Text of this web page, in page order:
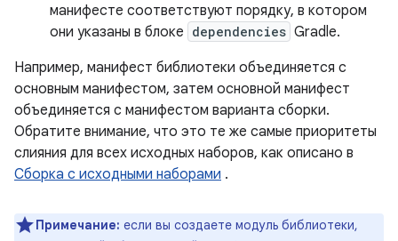
манифесте соответствуют порядку, в котором
они указаны в блоке dependencies Gradle.
Например, манифест библиотеки объединяется с
основным манифестом, затем основной манифест
объединяется с манифестом варианта сборки.
Обратите внимание, что это те же самые приоритеты
слияния для всех исходных наборов, как описано в
Сборка с исходными наборами .
Примечание: если вы создаете модуль библиотеки,